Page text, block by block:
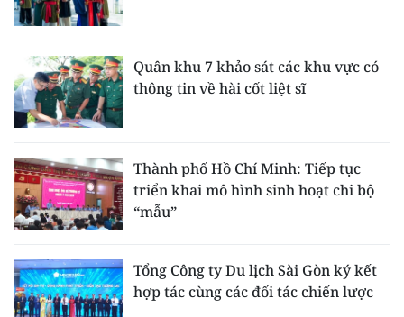
Quân khu 7 khảo sát các khu vực có
thông tin về hài cốt liệt sĩ
Thành phố Hồ Chí Minh: Tiếp tục
triển khai mô hình sinh hoạt chi bộ
“mẫu”
Tổng Công ty Du lịch Sài Gòn ký kết
hợp tác cùng các đối tác chiến lược